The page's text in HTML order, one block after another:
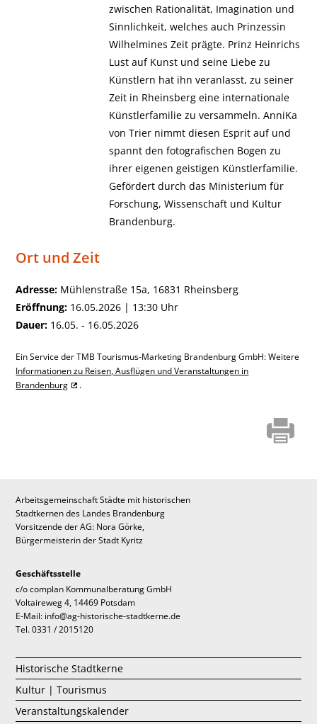
zwischen Rationalität, Imagination und
Sinnlichkeit, welches auch Prinzessin
Wilhelmines Zeit prägte. Prinz Heinrichs
Lust auf Kunst und seine Liebe zu
Künstlern hat ihn veranlasst, zu seiner
Zeit in Rheinsberg eine internationale
Künstlerfamilie zu versammeln. AnniKa
von Trier nimmt diesen Esprit auf und
spannt den fotografischen Bogen zu
ihrer eigenen geistigen Künstlerfamilie.
Gefördert durch das Ministerium für
Forschung, Wissenschaft und Kultur
Brandenburg.
Ort und Zeit
Adresse: Mühlenstraße 15a, 16831 Rheinsberg
Eröffnung: 16.05.2026 | 13:30 Uhr
Dauer: 16.05. - 16.05.2026
Ein Service der TMB Tourismus-Marketing Brandenburg GmbH: Weitere
Informationen zu Reisen, Ausflügen und Veranstaltungen in
Brandenburg
.
Arbeitsgemeinschaft Städte mit historischen
Stadtkernen des Landes Brandenburg
Vorsitzende der AG: Nora Görke,
Bürgermeisterin der Stadt Kyritz
Geschäftsstelle
c/o complan Kommunalberatung GmbH
Voltaireweg 4, 14469 Potsdam
E-Mail: info@ag-historische-stadtkerne.de
Tel. 0331 / 2015120
Historische Stadtkerne
Kultur | Tourismus
Veranstaltungskalender